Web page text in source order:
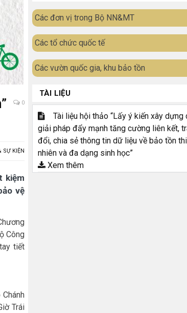
0
SỰ KIỆN
kiệm
vệ
Công
tiết
Trái
Các đơn vị trong Bộ NN&MT
Các tổ chức quốc tế
Các vườn quốc gia, khu bảo tồn
TÀI LIỆU
Tài liệu hội thảo “Lấy ý kiến xây dựng
giải pháp đẩy mạnh tăng cường liên kết,
đổi, chia sẻ thông tin dữ liệu về bảo tồn
nhiên và đa dạng sinh học”
Xem thêm